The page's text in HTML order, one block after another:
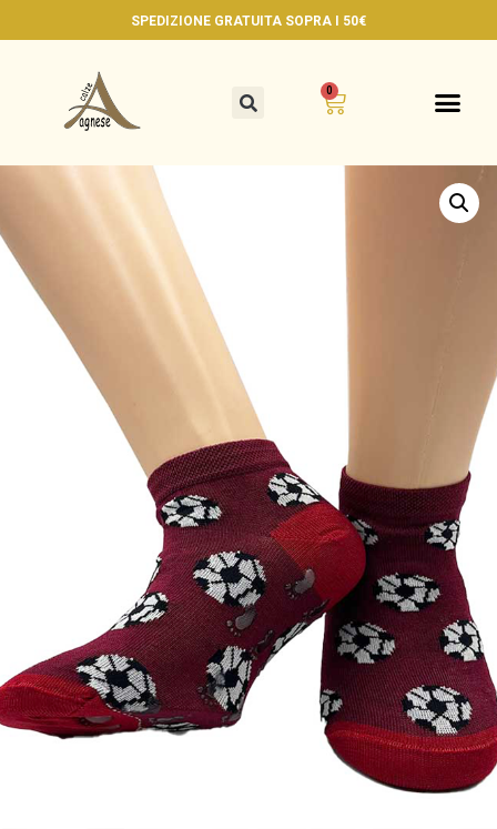
SPEDIZIONE GRATUITA SOPRA I 50€
0